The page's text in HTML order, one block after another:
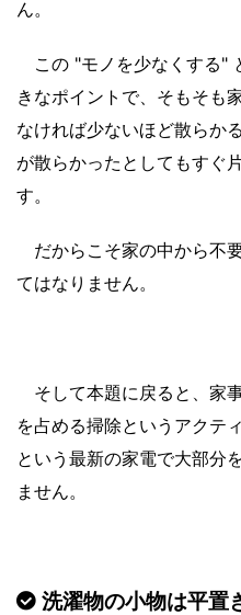
ん。
この "モノを少なくする"
きなポイントで、そもそも
なければ少ないほど散らか
が散らかったとしてもすぐ
す。
だからこそ家の中から不
てはなりません。
そして本題に戻ると、家
を占める掃除というアクテ
という最新の家電で大部分
ません。
洗濯物の小物は平置